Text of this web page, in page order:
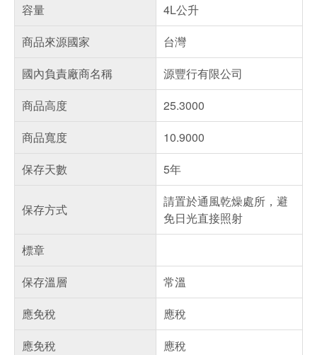
容量
4L公升
商品來源國家
台灣
國內負責廠商名稱
源豐行有限公司
商品高度
25.3000
商品寬度
10.9000
保存天數
5年
保存方式
請置於通風乾燥處所，避
免日光直接照射
標章
保存溫層
常溫
應免稅
應稅
應免稅
應稅